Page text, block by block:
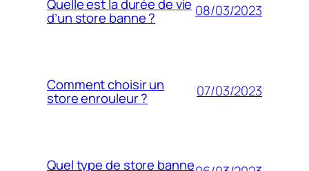
Quelle est la durée de vie
d’un store banne ? 08/03/2023
Comment choisir un
store enrouleur ? 07/03/2023
Quel type de store banne